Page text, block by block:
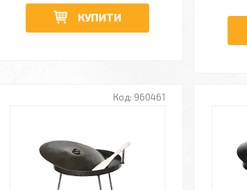
КУПИТИ
960461